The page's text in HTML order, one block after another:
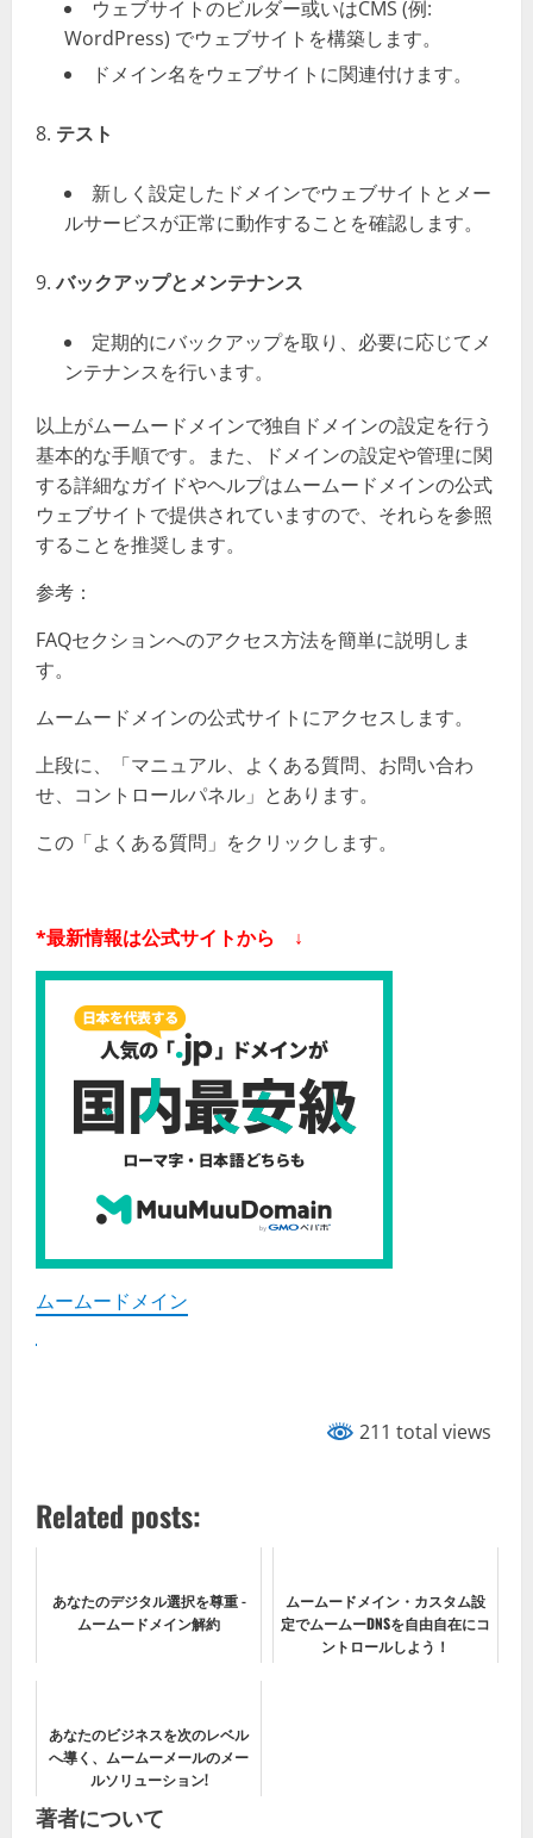
ウェブサイトのビルダー或いはCMS (例:
WordPress) でウェブサイトを構築します。
ドメイン名をウェブサイトに関連付けます。
テスト
新しく設定したドメインでウェブサイトとメー
ルサービスが正常に動作することを確認します。
バックアップとメンテナンス
定期的にバックアップを取り、必要に応じてメ
ンテナンスを行います。
以上がムームードメインで独自ドメインの設定を行う
基本的な手順です。また、ドメインの設定や管理に関
する詳細なガイドやヘルプはムームードメインの公式
ウェブサイトで提供されていますので、それらを参照
することを推奨します。
参考：
FAQセクションへのアクセス方法を簡単に説明しま
す。
ムームードメインの公式サイトにアクセスします。
上段に、「マニュアル、よくある質問、お問い合わ
せ、コントロールパネル」とあります。
この「よくある質問」をクリックします。
*最新情報は公式サイトから ↓
ムームードメイン
211 total views
Related posts:
あなたのデジタル選択を尊重 -
ムームードメイン解約
ムームードメイン・カスタム設
定でムームーDNSを自由自在にコ
ントロールしよう！
あなたのビジネスを次のレベル
へ導く、ムームーメールのメー
ルソリューション!
著者について